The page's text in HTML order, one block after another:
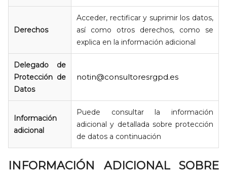
Derechos
Acceder, rectificar y suprimir los datos,
así como otros derechos, como se
explica en la información adicional
Delegado de
Protección de
Datos
notin@consultoresrgpd.es
Información
adicional
Puede consultar la información
adicional y detallada sobre protección
de datos a continuación
INFORMACIÓN ADICIONAL SOBRE